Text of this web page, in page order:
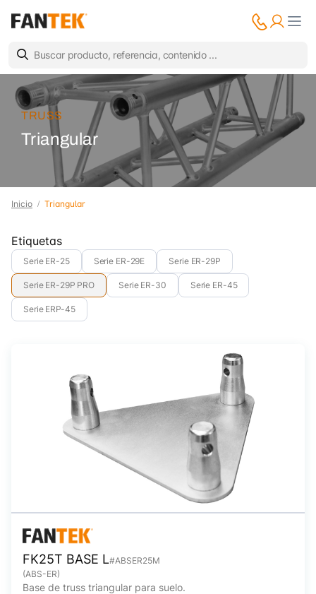
TRUSS
Triangular
Inicio Triangular
Etiquetas
Serie ER-25 Serie ER-29E Serie ER-29P
Serie ER-29P PRO Serie ER-30 Serie ER-45
Serie ERP-45
FK25T BASE L#ABSER25M
(ABS-ER)
Base de truss triangular para suelo.